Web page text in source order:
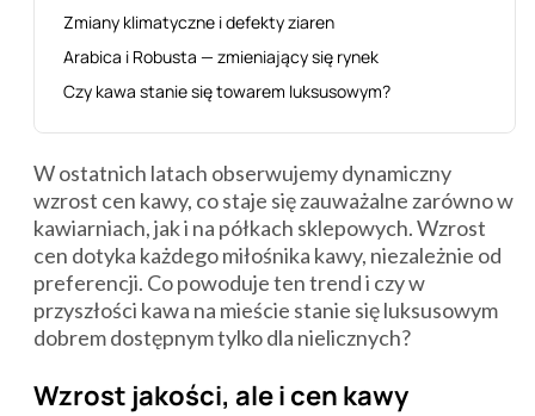
Zmiany klimatyczne i defekty ziaren
Arabica i Robusta — zmieniający się rynek
Czy kawa stanie się towarem luksusowym?
W ostatnich latach obserwujemy dynamiczny
wzrost cen kawy, co staje się zauważalne zarówno w
kawiarniach, jak i na półkach sklepowych. Wzrost
cen dotyka każdego miłośnika kawy, niezależnie od
preferencji. Co powoduje ten trend i czy w
przyszłości kawa na mieście stanie się luksusowym
dobrem dostępnym tylko dla nielicznych?
Wzrost jakości, ale i cen kawy